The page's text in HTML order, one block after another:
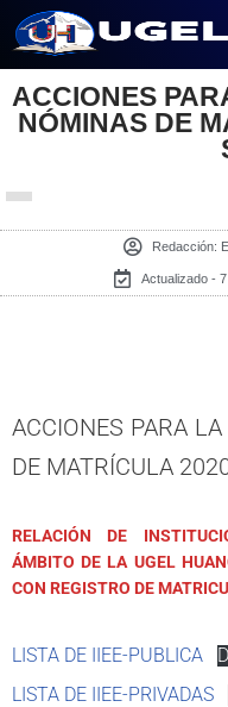
al
contenido
ACCIONES
NÓMINAS DE
Redacción:
Actualizado -
ACCIONES PARA
DE MATRÍCULA
RELACIÓN DE
ÁMBITO DE LA UGEL
CON REGISTRO DE
LISTA DE IIEE-PUBLICA
LISTA DE IIEE-PRIVADAS